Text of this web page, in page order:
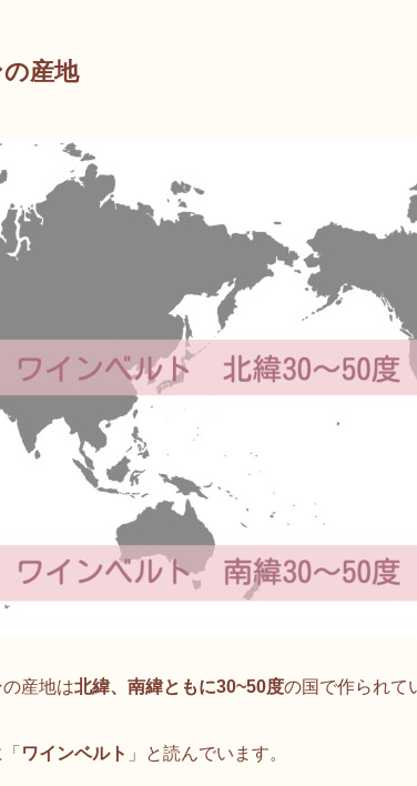
産地
産地は北緯、南緯ともに30~50度の国で作られて
ワインベルト 」と読んでいます。